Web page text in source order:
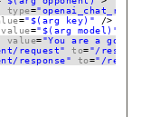
type=
="$(arg key)"
/>
value="$(arg model)"
value="You are a good
request" to="/response"
response" to="/request"